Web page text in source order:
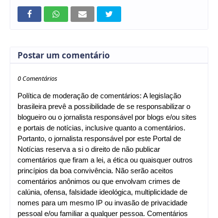
Postar um comentário
0 Comentários
Política de moderação de comentários: A legislação
brasileira prevê a possibilidade de se responsabilizar o
blogueiro ou o jornalista responsável por blogs e/ou sites
e portais de notícias, inclusive quanto a comentários.
Portanto, o jornalista responsável por este Portal de
Notícias reserva a si o direito de não publicar
comentários que firam a lei, a ética ou quaisquer outros
princípios da boa convivência. Não serão aceitos
comentários anônimos ou que envolvam crimes de
calúnia, ofensa, falsidade ideológica, multiplicidade de
nomes para um mesmo IP ou invasão de privacidade
pessoal e/ou familiar a qualquer pessoa. Comentários